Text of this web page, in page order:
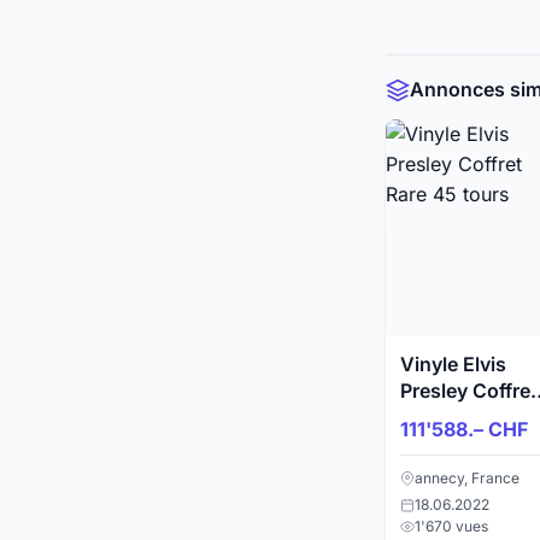
Annonces
Vinyle Elvis
Presley Coffret
Rare 45 tours
111'588.– CHF
annecy, France
18.06.2022
1'670 vues